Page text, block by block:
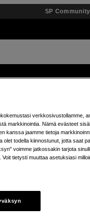
SP Community
-tuotteista – 7.8.
verkkosivustollamme,
markkinointia. Nämä evästeet
kanssa jaamme tietoja
olet todella kiinnostunut, jotta saat
voimme jatkossakin tarjota
tietysti muuttaa asetuksiasi